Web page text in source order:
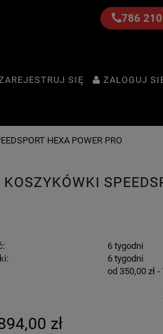
786
SIĘ ZALOGUJ
HEXA POWER PRO
6 tygodni
6 tygodni
od 350,00 zł -
zł